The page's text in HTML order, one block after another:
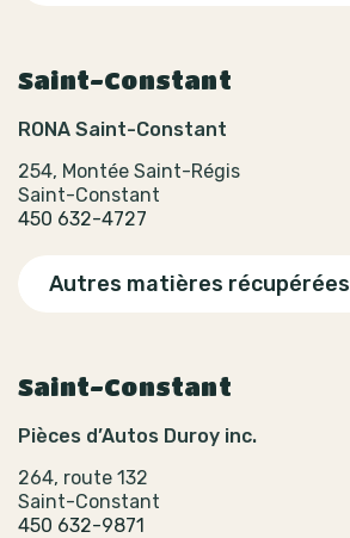
Saint-Constant
RONA Saint-Constant
254, Montée Saint-Régis
Saint-Constant
450 632-4727
Autres matières récupérées
Saint-Constant
Pièces d’Autos Duroy inc.
264, route 132
Saint-Constant
450 632-9871